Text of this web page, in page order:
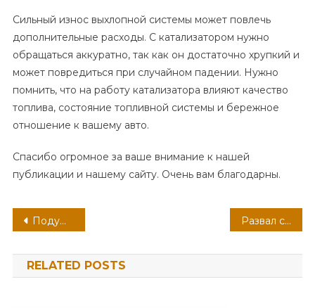
Сильный износ выхлопной системы может повлечь
дополнительные расходы. С катализатором нужно
обращаться аккуратно, так как он достаточно хрупкий и
может повредиться при случайном падении. Нужно
помнить, что на работу катализатора влияют качество
топлива, состояние топливной системы и бережное
отношение к вашему авто.
Спасибо огромное за ваше внимание к нашей
публикации и нашему сайту. Очень вам благодарны.
Навигация
по
записям
Подушки безопасности — структура, типы подушек безопасности и принцип их работы Развал схождение автомобиля Mercedes-Benz E-Class
RELATED POSTS